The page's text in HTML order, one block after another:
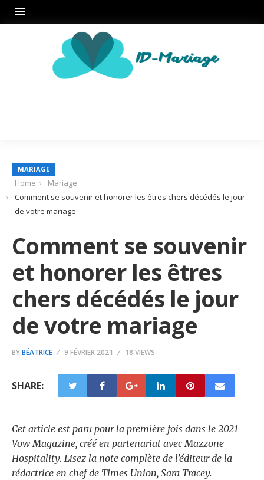
MARIAGE
Home
Mariage
Comment se souvenir et honorer les êtres chers décédés le jour
de votre mariage
Comment se souvenir
et honorer les êtres
chers décédés le jour
de votre mariage
BYBÉATRICE 9 FÉVRIER 2021 18 VIEWS
SHARE:
Cet article est paru pour la première fois dans le 2021
Vow Magazine, créé en partenariat avec Mazzone
Hospitality. Lisez la note complète de l’éditeur de la
rédactrice en chef de Times Union, Sara Tracey.